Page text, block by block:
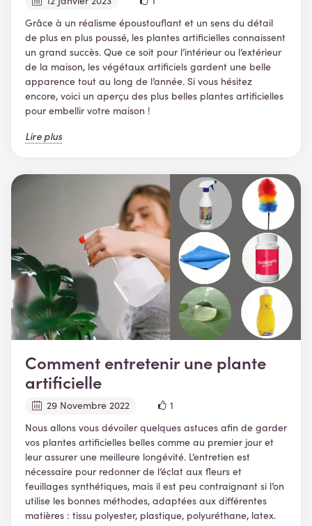
Grâce à un réalisme époustouflant et un sens du détail
de plus en plus poussé, les plantes artificielles connaissent
un grand succès. Que ce soit pour l’intérieur ou l’extérieur
de la maison, les végétaux artificiels gardent une belle
apparence tout au long de l’année. Si vous hésitez
encore, voici un aperçu des plus belles plantes artificielles
pour embellir votre maison !
Lire plus
Comment entretenir une plante
artificielle
29 Novembre 2022
1
Nous allons vous dévoiler quelques astuces afin de garder
vos plantes artificielles belles comme au premier jour et
leur assurer une meilleure longévité. L’entretien est
nécessaire pour redonner de l’éclat aux fleurs et
feuillages synthétiques, mais il est peu contraignant si l’on
utilise les bonnes méthodes, adaptées aux différentes
matières : tissu polyester, plastique, polyuréthane, latex.